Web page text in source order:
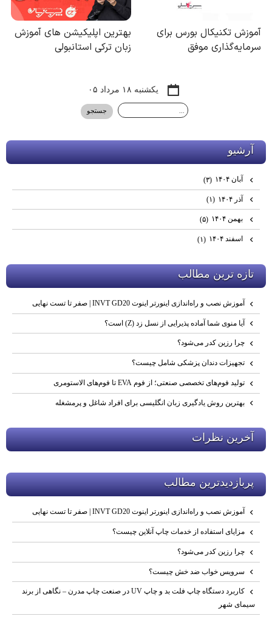
یکشنبه ۱۸ مرداد ۰۵
آرشيو
آبان ۱۴۰۴ (۳)
آذر ۱۴۰۴ (۱)
بهمن ۱۴۰۴ (۵)
اسفند ۱۴۰۴ (۱)
تازه ترين مطالب
آموزش نصب و راه‌اندازی اینورتر اینوت INVT GD20 | صفر تا تست نهایی
آیا منوی شما آماده پذیرایی از نسل زد (Z) است؟
چرا رزین کدر می‌شود؟
تجهیزات دندان پزشکی شامل چیست؟
تولید فوم‌های تخصصی صنعتی؛ از فوم EVA تا فوم‌های الاستومری
بهترین روش یادگیری زبان انگلیسی برای افراد شاغل و پرمشغله
آخرين نظرات
پربازديدترين مطالب
آموزش نصب و راه‌اندازی اینورتر اینوت INVT GD20 | صفر تا تست نهایی
مزایای استفاده از خدمات چاپ آنلاین چیست؟
چرا رزین کدر می‌شود؟
سرویس خواب ضد خش چیست؟
کاربرد دستگاه چاپ فلت‌ بد و چاپ UV در صنعت چاپ مدرن – نگاهی از برند
سیمای شهر